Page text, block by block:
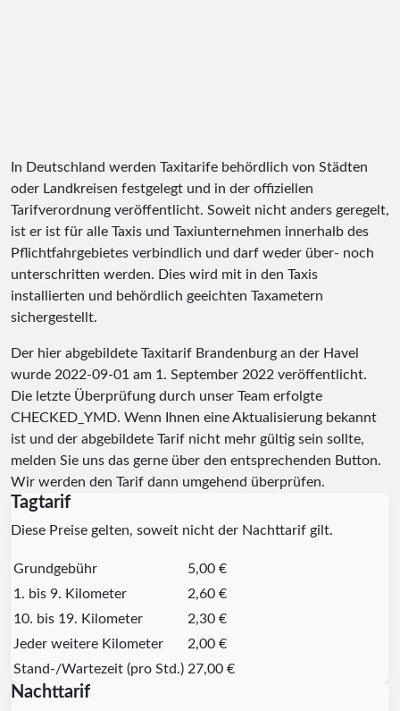
In Deutschland werden Taxitarife behördlich von Städten
oder Landkreisen festgelegt und in der offiziellen
Tarifverordnung veröffentlicht. Soweit nicht anders geregelt,
ist er ist für alle Taxis und Taxiunternehmen innerhalb des
Pflichtfahrgebietes verbindlich und darf weder über- noch
unterschritten werden. Dies wird mit in den Taxis
installierten und behördlich geeichten Taxametern
sichergestellt.
Der hier abgebildete Taxitarif Brandenburg an der Havel
wurde 2022-09-01 am 1. September 2022 veröffentlicht.
Die letzte Überprüfung durch unser Team erfolgte
CHECKED_YMD. Wenn Ihnen eine Aktualisierung bekannt
ist und der abgebildete Tarif nicht mehr gültig sein sollte,
melden Sie uns das gerne über den entsprechenden Button.
Wir werden den Tarif dann umgehend überprüfen.
Tagtarif
Diese Preise gelten, soweit nicht der Nachttarif gilt.
Grundgebühr
5,00 €
1. bis 9. Kilometer
2,60 €
10. bis 19. Kilometer
2,30 €
Jeder weitere Kilometer
2,00 €
Stand-/Wartezeit (pro Std.) 27,00 €
Nachttarif